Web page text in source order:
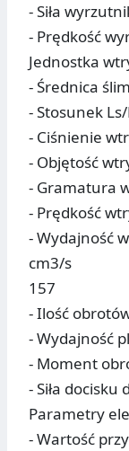
- Siła
- Prędkość
Jednostka
- Średnica
- Stosunek
- Ciśnienie
- Objętość
- Gramatura
- Prędkość
- Wydajność
cm3/s
157
- Ilość
- Wydajność
- Moment
- Siła docisku
Parametry
- Wartość